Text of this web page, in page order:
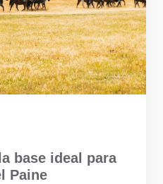
base ideal para
Paine